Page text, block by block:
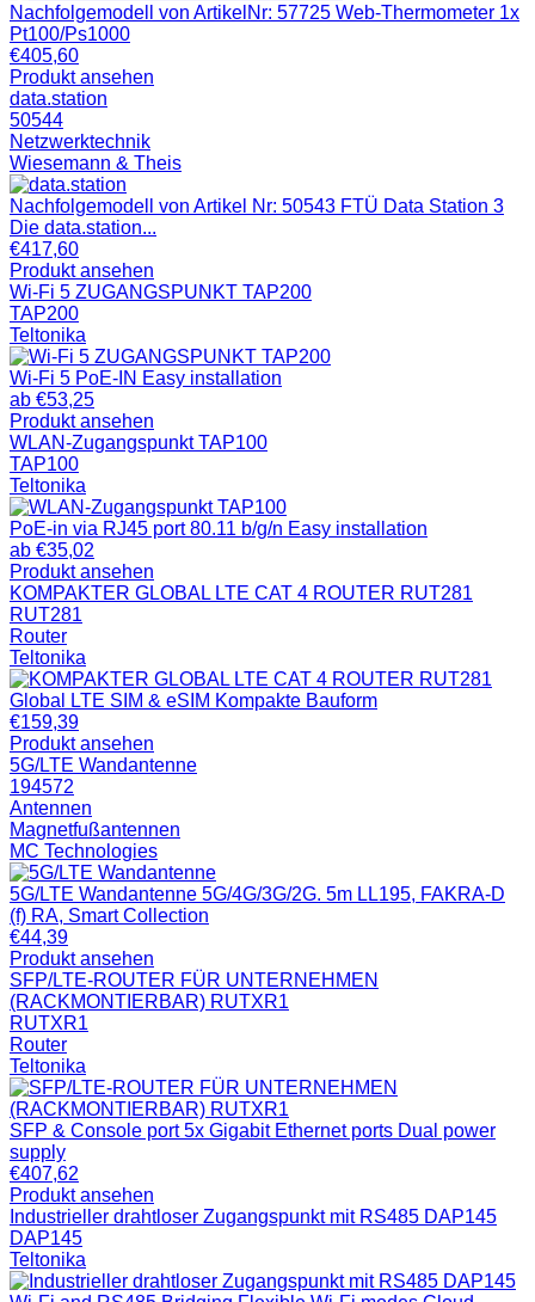
Nachfolgemodell von ArtikelNr: 57725 Web-Thermometer 1x
Pt100/Ps1000
€405,60
Produkt ansehen
data.station
50544
Netzwerktechnik
Wiesemann & Theis
Nachfolgemodell von Artikel Nr: 50543 FTÜ Data Station 3
Die data.station...
€417,60
Produkt ansehen
Wi-Fi 5 ZUGANGSPUNKT TAP200
TAP200
Teltonika
Wi-Fi 5 PoE-IN Easy installation
ab €53,25
Produkt ansehen
WLAN-Zugangspunkt TAP100
TAP100
Teltonika
PoE-in via RJ45 port 80.11 b/g/n Easy installation
ab €35,02
Produkt ansehen
KOMPAKTER GLOBAL LTE CAT 4 ROUTER RUT281
RUT281
Router
Teltonika
Global LTE SIM & eSIM Kompakte Bauform
€159,39
Produkt ansehen
5G/LTE Wandantenne
194572
Antennen
Magnetfußantennen
MC Technologies
5G/LTE Wandantenne 5G/4G/3G/2G. 5m LL195, FAKRA-D
(f) RA, Smart Collection
€44,39
Produkt ansehen
SFP/LTE-ROUTER FÜR UNTERNEHMEN
(RACKMONTIERBAR) RUTXR1
RUTXR1
Router
Teltonika
SFP & Console port 5x Gigabit Ethernet ports Dual power
supply
€407,62
Produkt ansehen
Industrieller drahtloser Zugangspunkt mit RS485 DAP145
DAP145
Teltonika